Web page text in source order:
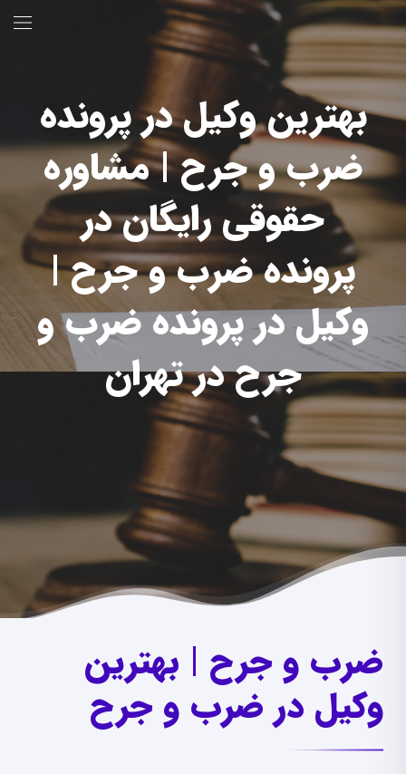
بهترین وکیل در پرونده
ضرب و جرح | مشاوره
حقوقی رایگان در
پرونده ضرب و جرح |
وکیل در پرونده ضرب و
جرح در تهران
ضرب و جرح | بهترین
وکیل در ضرب و جرح